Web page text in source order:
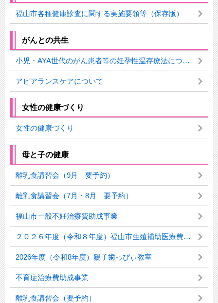
福山市各種健康診査に関する実施要領等（保存版）
がんとの共生
小児・AYA世代のがん患者等の妊孕性温存療法について
アピアランスケアについて
女性の健康づくり
女性の健康づくり
母と子の健康
離乳食講習会（9月 要予約）
離乳食講習会（7月・8月 要予約）
福山市一般不妊治療費助成事業
２０２６年度（令和８年度）福山市生殖補助医療費助成事業
2026年度（令和8年度）親子歯っぴぃ教室
不育症治療費助成事業
離乳食講習会（要予約）